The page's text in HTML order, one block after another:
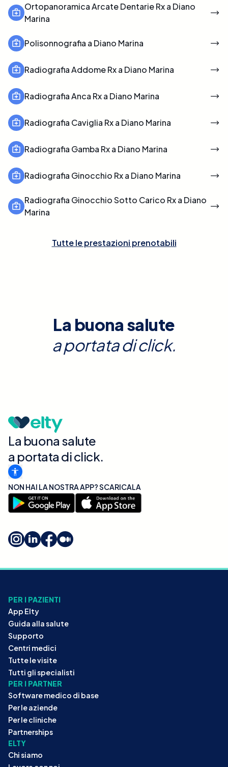
Ortopanoramica Arcate Dentarie Rx a Diano
Marina
Polisonnografia a Diano Marina
Radiografia Addome Rx a Diano Marina
Radiografia Anca Rx a Diano Marina
Radiografia Caviglia Rx a Diano Marina
Radiografia Gamba Rx a Diano Marina
Radiografia Ginocchio Rx a Diano Marina
Radiografia Ginocchio Sotto Carico Rx a Diano
Marina
Tutte le prestazioni prenotabili
La buona salute
a portata di click.
La buona salute
a portata di click.
NON HAI LA NOSTRA APP? SCARICALA
PER I PAZIENTI
App Elty
Guida alla salute
Supporto
Centri medici
Tutte le visite
Tutti gli specialisti
PER I PARTNER
Software medico di base
Per le aziende
Per le cliniche
Partnerships
ELTY
Chi siamo